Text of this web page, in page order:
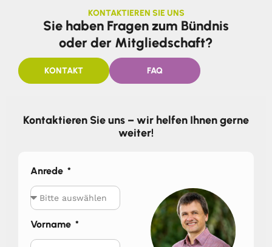
KONTAKTIEREN SIE UNS
Sie haben Fragen zum Bündnis
oder der Mitgliedschaft?
KONTAKT FAQ
Kontaktieren Sie uns – wir helfen Ihnen gerne
weiter!
Anrede
Vorname